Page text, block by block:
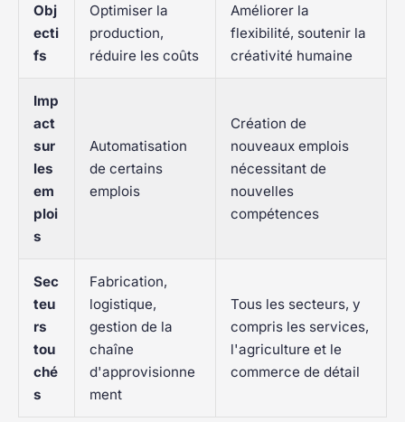
Obj
ecti
fs
Optimiser la
production,
réduire les coûts
Améliorer la
flexibilité, soutenir la
créativité humaine
Imp
act
sur
les
em
ploi
s
Automatisation
de certains
emplois
Création de
nouveaux emplois
nécessitant de
nouvelles
compétences
Sec
teu
rs
tou
ché
s
Fabrication,
logistique,
gestion de la
chaîne
d'approvisionne
ment
Tous les secteurs, y
compris les services,
l'agriculture et le
commerce de détail